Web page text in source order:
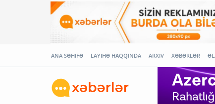
ANA SƏHİFƏ LAYİHƏ HAQQINDA ARXİV XƏBƏRLƏR